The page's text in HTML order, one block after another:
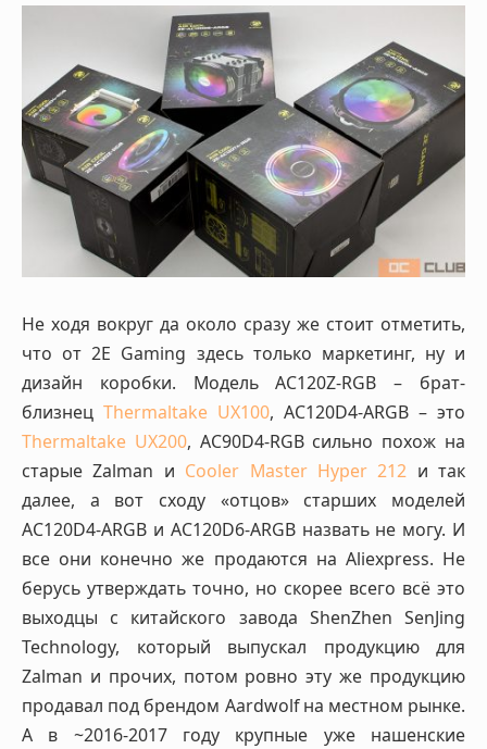
Не ходя вокруг да около сразу же стоит отметить,
что от 2E Gaming здесь только маркетинг, ну и
дизайн коробки. Модель AC120Z-RGB – брат-
близнец Thermaltake UX100, AC120D4-ARGB – это
Thermaltake UX200, AC90D4-RGB сильно похож на
старые Zalman и Cooler Master Hyper 212 и так
далее, а вот сходу «отцов» старших моделей
AC120D4-ARGB и AC120D6-ARGB назвать не могу. И
все они конечно же продаются на Aliexpress. Не
берусь утверждать точно, но скорее всего всё это
выходцы с китайского завода ShenZhen SenJing
Technology, который выпускал продукцию для
Zalman и прочих, потом ровно эту же продукцию
продавал под брендом Aardwolf на местном рынке.
А в ~2016-2017 году крупные уже нашенские